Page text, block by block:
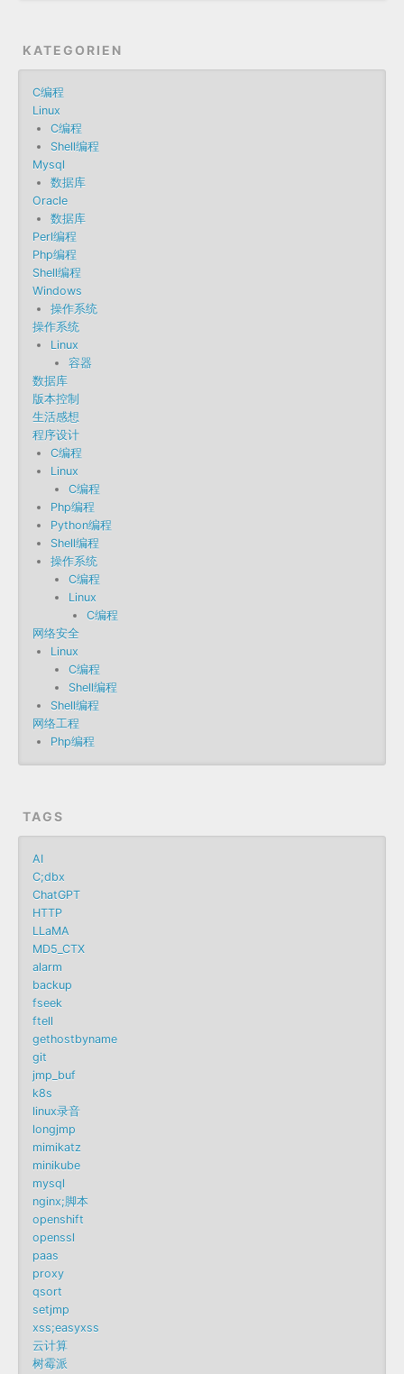
KATEGORIEN
C编程
Linux
C编程
Shell编程
Mysql
数据库
Oracle
数据库
Perl编程
Php编程
Shell编程
Windows
操作系统
操作系统
Linux
容器
数据库
版本控制
生活感想
程序设计
C编程
Linux
C编程
Php编程
Python编程
Shell编程
操作系统
C编程
Linux
C编程
网络安全
Linux
C编程
Shell编程
Shell编程
网络工程
Php编程
TAGS
AI
C;dbx
ChatGPT
HTTP
LLaMA
MD5_CTX
alarm
backup
fseek
ftell
gethostbyname
git
jmp_buf
k8s
linux录音
longjmp
mimikatz
minikube
mysql
nginx;脚本
openshift
openssl
paas
proxy
qsort
setjmp
xss;easyxss
云计算
树霉派